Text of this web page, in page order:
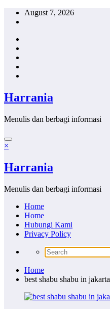
Skip
August 7, 2026
Harrania
Menulis dan berbagi informasi
×
Harrania
Menulis dan berbagi informasi
Home
Home
Hubungi Kami
Privacy Policy
Home
best shabu shabu in jakarta